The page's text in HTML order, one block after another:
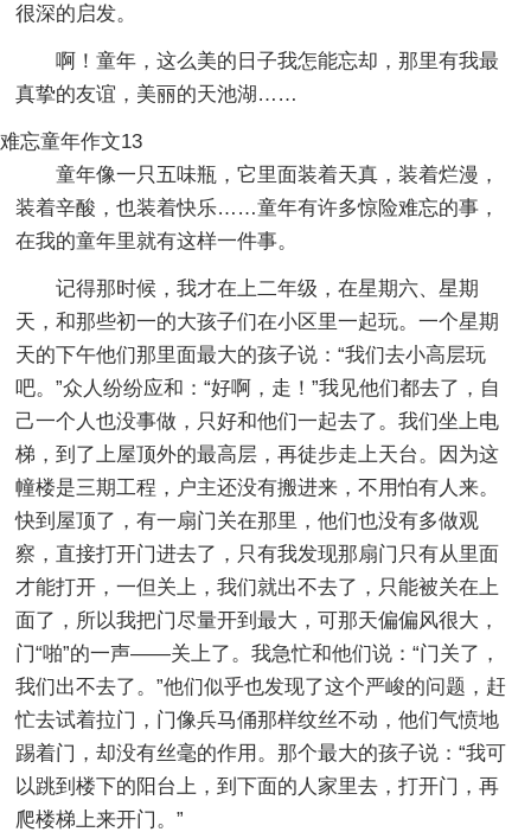
很深的启发。
啊！童年，这么美的日子我怎能忘却，那里有我最
真挚的友谊，美丽的天池湖……
难忘童年作文13
童年像一只五味瓶，它里面装着天真，装着烂漫，
装着辛酸，也装着快乐……童年有许多惊险难忘的事，
在我的童年里就有这样一件事。
记得那时候，我才在上二年级，在星期六、星期
天，和那些初一的大孩子们在小区里一起玩。一个星期
天的下午他们那里面最大的孩子说：“我们去小高层玩
吧。”众人纷纷应和：“好啊，走！”我见他们都去了，自
己一个人也没事做，只好和他们一起去了。我们坐上电
梯，到了上屋顶外的最高层，再徒步走上天台。因为这
幢楼是三期工程，户主还没有搬进来，不用怕有人来。
快到屋顶了，有一扇门关在那里，他们也没有多做观
察，直接打开门进去了，只有我发现那扇门只有从里面
才能打开，一但关上，我们就出不去了，只能被关在上
面了，所以我把门尽量开到最大，可那天偏偏风很大，
门“啪”的一声——关上了。我急忙和他们说：“门关了，
我们出不去了。”他们似乎也发现了这个严峻的问题，赶
忙去试着拉门，门像兵马俑那样纹丝不动，他们气愤地
踢着门，却没有丝毫的作用。那个最大的孩子说：“我可
以跳到楼下的阳台上，到下面的人家里去，打开门，再
爬楼梯上来开门。”